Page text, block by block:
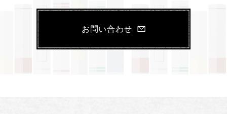
お問い合わせ